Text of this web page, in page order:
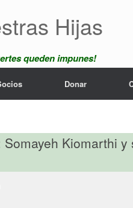
Hijas
queden impunes!
Donar
Kiomarthi